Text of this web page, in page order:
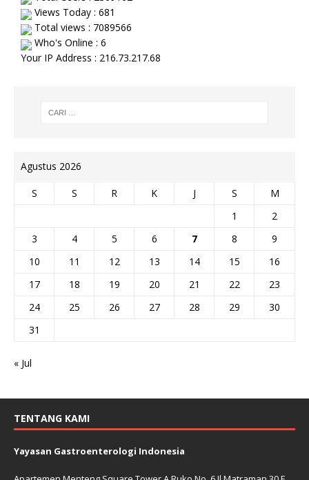
Views Today : 681
Total views : 7089566
Who's Online : 6
Your IP Address : 216.73.217.68
Agustus 2026
S S R K J S
M
1
2
3
4 5 6 7 8
9
10
11 12 13 14 15
16
17
18 19 20 21 22
23
24
25 26 27 28 29
30
31
« Jul
TENTANG KAMI
Yayasan Gastroenterologi Indonesia